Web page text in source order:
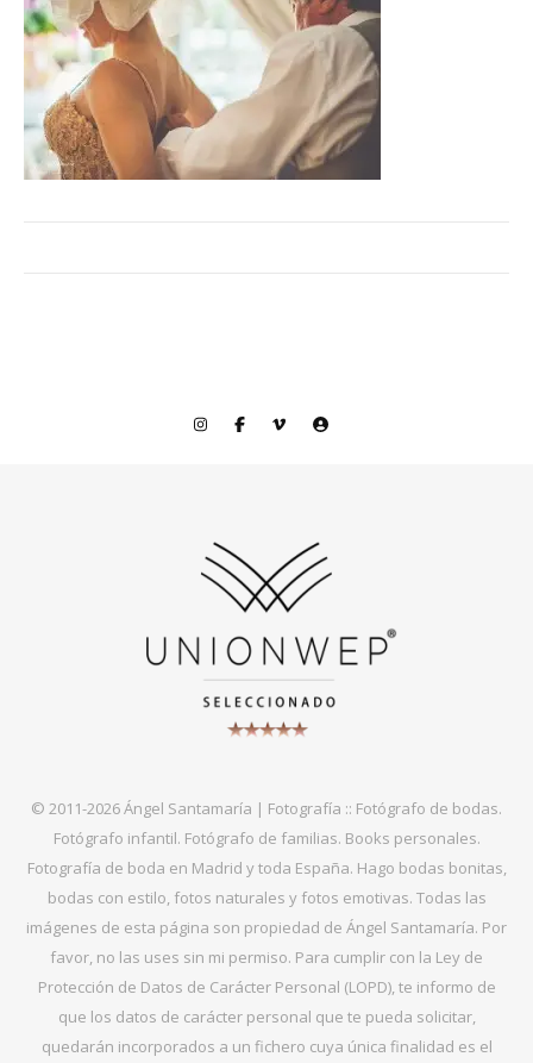
© 2011-2026 Ángel Santamaría | Fotografía :: Fotógrafo de bodas.
Fotógrafo infantil. Fotógrafo de familias. Books personales.
Fotografía de boda en Madrid y toda España. Hago bodas bonitas,
bodas con estilo, fotos naturales y fotos emotivas. Todas las
imágenes de esta página son propiedad de Ángel Santamaría. Por
favor, no las uses sin mi permiso. Para cumplir con la Ley de
Protección de Datos de Carácter Personal (LOPD), te informo de
que los datos de carácter personal que te pueda solicitar,
quedarán incorporados a un fichero cuya única finalidad es el